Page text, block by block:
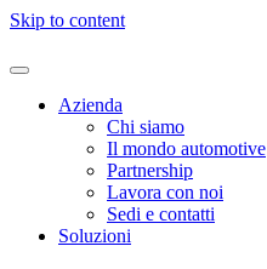
Skip to content
Azienda
Chi siamo
Il mondo automotive
Partnership
Lavora con noi
Sedi e contatti
Soluzioni